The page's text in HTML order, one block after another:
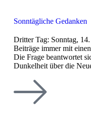
Sonntägliche Gedanken
Dritter Tag: Sonntag,
Beiträge immer mit
Die Frage beantwortet
Dunkelheit über die